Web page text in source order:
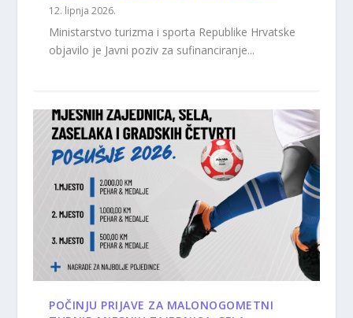
12. lipnja 2026.
Ministarstvo turizma i sporta Republike Hrvatske
objavilo je Javni poziv za sufinanciranje...
POČINJU PRIJAVE ZA MALONOGOMETNI